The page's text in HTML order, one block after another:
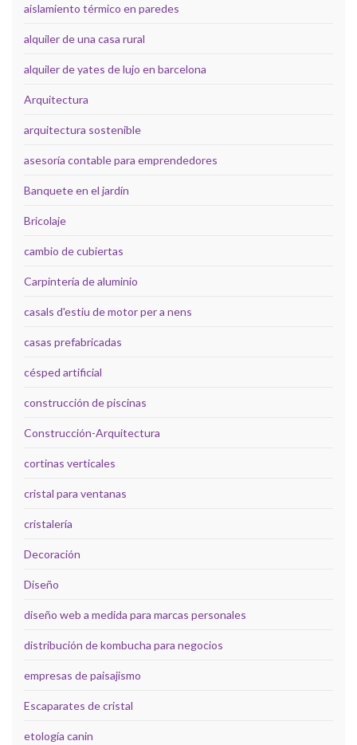
aislamiento térmico en paredes
alquiler de una casa rural
alquiler de yates de lujo en barcelona
Arquitectura
arquitectura sostenible
asesoría contable para emprendedores
Banquete en el jardín
Bricolaje
cambio de cubiertas
Carpintería de aluminio
casals d'estiu de motor per a nens
casas prefabricadas
césped artificial
construcción de piscinas
Construcción-Arquitectura
cortinas verticales
cristal para ventanas
cristalería
Decoración
Diseño
diseño web a medida para marcas personales
distribución de kombucha para negocios
empresas de paisajismo
Escaparates de cristal
etología canin